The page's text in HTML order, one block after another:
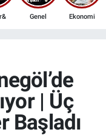
Genel Ekonomi
| Üç
Başladı